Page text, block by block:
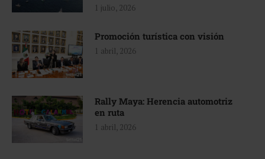
1 julio, 2026
Promoción turística con visión
1 abril, 2026
Rally Maya: Herencia automotriz
en ruta
1 abril, 2026